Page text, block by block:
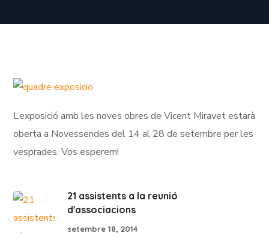
L’exposició amb les noves obres de Vicent Miravet estarà
oberta a Novessendes del 14 al 28 de setembre per les
vesprades. Vos esperem!
21 assistents a la reunió
d'associacions
setembre 18, 2014